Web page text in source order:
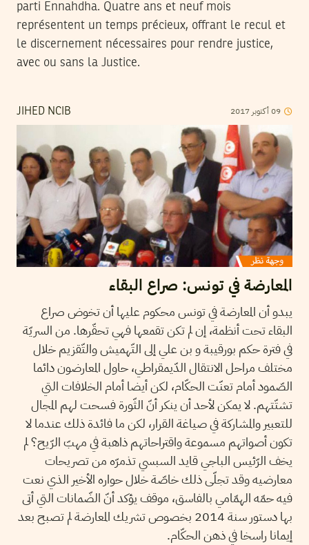
parti Ennahdha. Quatre ans et neuf mois
représentent un temps précieux, offrant le recul et
le discernement nécessaires pour rendre justice,
avec ou sans la Justice.
JIHED NCIB 09أكتوبر 2017
المعارضة في تونس: صراع البقاء
يبدو أن المعارضة في تونس محكوم عليها أن تخوض صراع
البقاء تحت أنظمة، إن لم تكن تقمعها فهي تحقّرها. من السريّة
في فترة حكم بورقيبة و بن علي إلى التّهميش والتّقزيم خلال
مختلف مراحل الانتقال الدّيمقراطي، حاول المعارضون دائما
الصّمود أمام تعنّت الحكّام، لكن أيضا أمام الخلافات التي
تشتّتهم. لا يمكن لأحد أن ينكر أنّ الثّورة فسحت لهم المجال
للتعبير والمشاركة في صياغة القرار، لكن ما فائدة ذلك عندما لا
تكون أصواتهم مسموعة واقتراحاتهم ذاهبة في مهبّ الرّيح؟ لم
يخف الرّئيس الباجي قايد السبسي تذمرّه من تصريحات
معارضيه وقد تجلّى ذلك خاصّة خلال حواره الأخير الذي نعت
فيه حمّه الهمّامي بالفاسق، موقف يؤكد أنّ الضّمانات التي أتى
بها دستور سنة 2014 بخصوص تشريك المعارضة لم تصبح بعد
إيمانا راسخا في ذهن الحكّام.